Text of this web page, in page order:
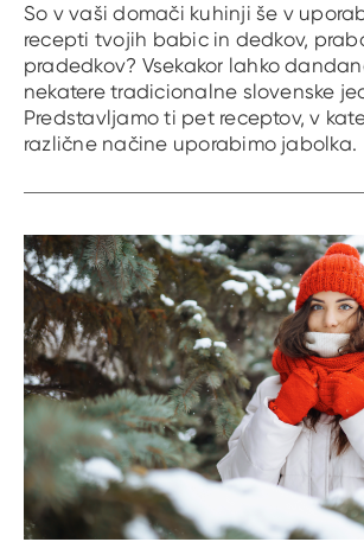
So v vaši domači kuhinji še v
recepti tvojih babic in dedkov,
pradedkov? Vsekakor lahko
nekatere tradicionalne slovenske
Predstavljamo ti pet receptov, v
različne načine uporabimo jabolka.